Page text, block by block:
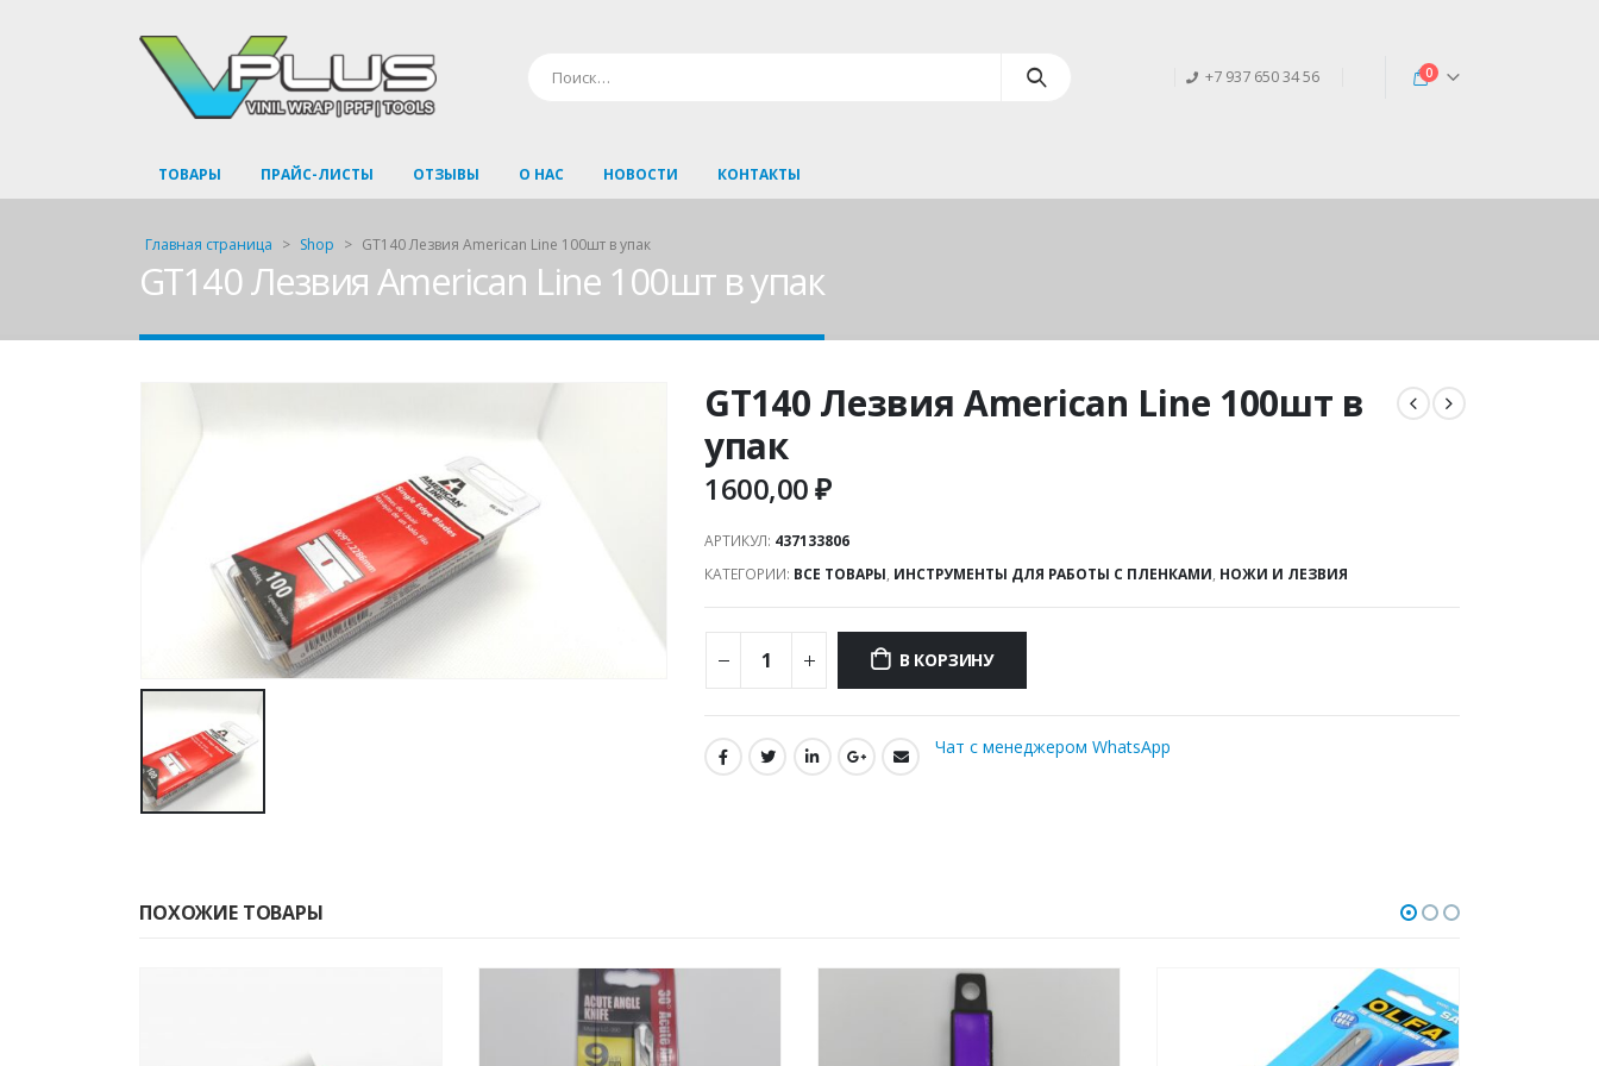
+7 937 650 34 56 0
ТОВАРЫ ПРАЙС-ЛИСТЫ ОТЗЫВЫ О НАС НОВОСТИ КОНТАКТЫ
Главная страница > Shop > GT140 Лезвия American Line 100шт в упак
GT140 Лезвия American Line 100шт в упак
GT140 Лезвия American Line 100шт в
упак
1600,00₽
АРТИКУЛ: 437133806
КАТЕГОРИИ: ВСЕ ТОВАРЫ, ИНСТРУМЕНТЫ ДЛЯ РАБОТЫ С ПЛЕНКАМИ, НОЖИ И ЛЕЗВИЯ
В КОРЗИНУ
Чат с менеджером WhatsApp
ПОХОЖИЕ ТОВАРЫ